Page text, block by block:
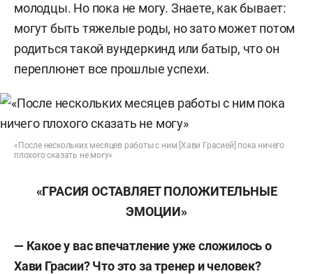
молодцы. Но пока не могу. Знаете, как бывает:
могут быть тяжелые роды, но зато может потом
родиться такой вундеркинд или батыр, что он
переплюнет все прошлые успехи.
«После нескольких месяцев работы с ним [Хави Грасией] пока ничего
плохого сказать не могу»
«ГРАСИЯ ОСТАВЛЯЕТ ПОЛОЖИТЕЛЬНЫЕ
ЭМОЦИИ»
— Какое у вас впечатление уже сложилось о
Хави Грасии? Что это за тренер и человек?